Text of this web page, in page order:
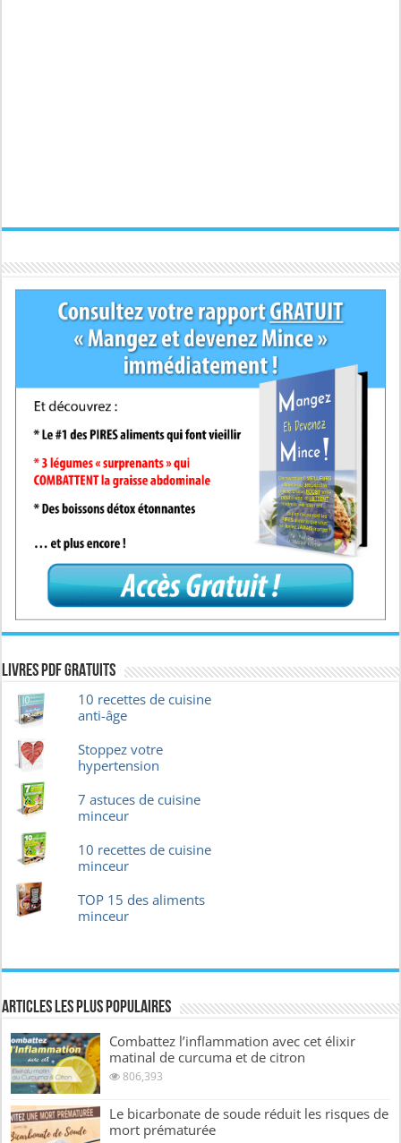
Livres pdf GRATUITS
10 recettes de cuisine
anti-âge
Stoppez votre
hypertension
7 astuces de cuisine
minceur
10 recettes de cuisine
minceur
TOP 15 des aliments
minceur
Articles les plus Populaires
Combattez l’inflammation avec cet élixir
matinal de curcuma et de citron
806,393
Le bicarbonate de soude réduit les risques de
mort prématurée